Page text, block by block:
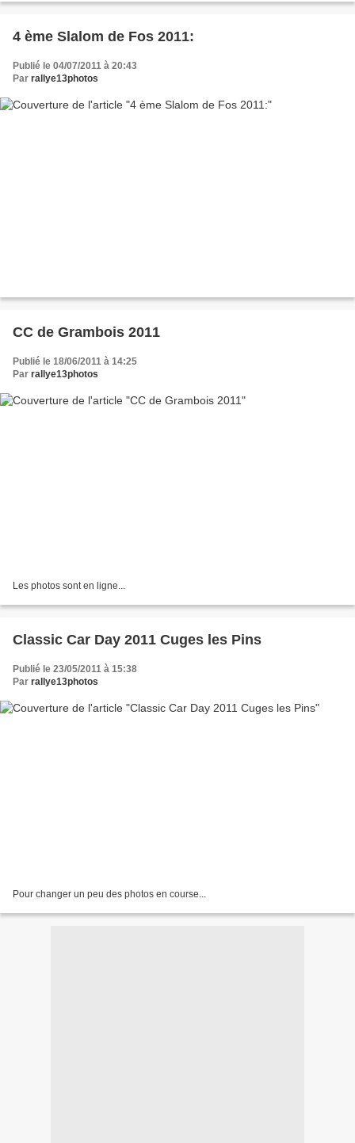
4 ème Slalom de Fos 2011:
Publié le 04/07/2011 à 20:43
Par rallye13photos
CC de Grambois 2011
Publié le 18/06/2011 à 14:25
Par rallye13photos
Les photos sont en ligne...
Classic Car Day 2011 Cuges les Pins
Publié le 23/05/2011 à 15:38
Par rallye13photos
Pour changer un peu des photos en course...